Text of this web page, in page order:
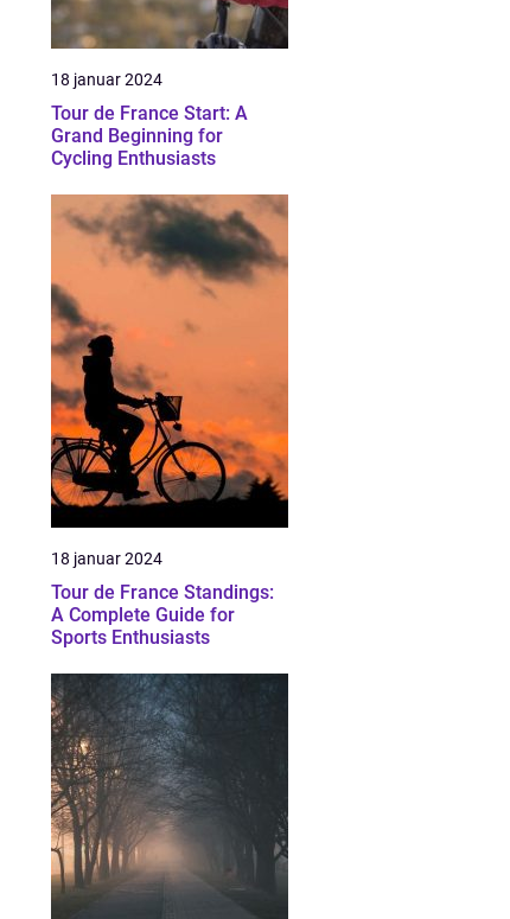
18 januar 2024
Tour de France Start: A
Grand Beginning for
Cycling Enthusiasts
18 januar 2024
Tour de France Standings:
A Complete Guide for
Sports Enthusiasts